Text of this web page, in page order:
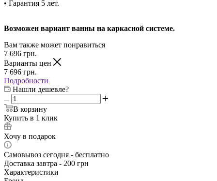
• Гарантия 5 лет.
Возможен вариант ванны на каркасной системе.
Вам также может понравиться
7 696 грн.
Варианты цен
7 696 грн.
Подробности
Нашли дешевле?
В корзину
Купить в 1 клик
Хочу в подарок
Самовывоз сегодня - бесплатно
Доставка завтра - 200 грн
Характеристики